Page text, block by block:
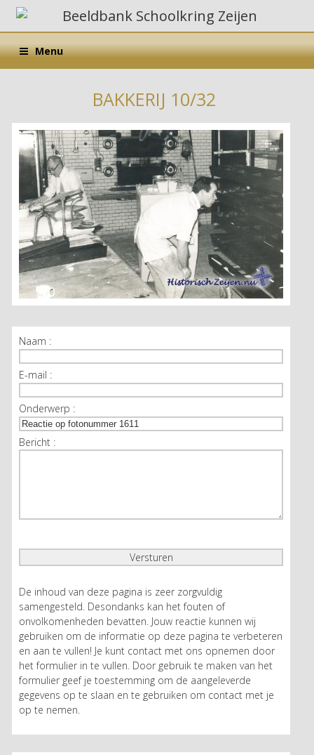
Menu
BAKKERIJ 10/32
Naam :
E-mail :
Onderwerp :
Bericht :
De inhoud van deze pagina is zeer zorgvuldig
samengesteld. Desondanks kan het fouten of
onvolkomenheden bevatten. Jouw reactie kunnen wij
gebruiken om de informatie op deze pagina te verbeteren
en aan te vullen! Je kunt contact met ons opnemen door
het formulier in te vullen. Door gebruik te maken van het
formulier geef je toestemming om de aangeleverde
gegevens op te slaan en te gebruiken om contact met je
op te nemen.